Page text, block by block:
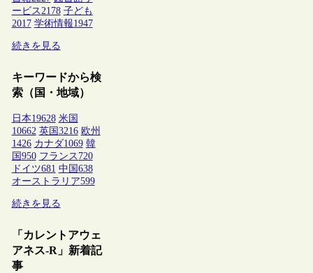
ービス2178 子ども
2017 学術情報1947
続きを見る
キーワードから検
索（国・地域）
日本19628 米国
10662 英国3216 欧州
1426 カナダ1069 韓
国950 フランス 720
ドイツ681 中国638
オーストラリア599
続きを見る
「カレントアウェ
アネス-R」新着記
事